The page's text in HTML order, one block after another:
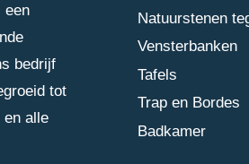
een
bedrijf
tot
en alle
Natuurstenen
Vensterbanken
Tafels
Trap en Bordes
Badkamer